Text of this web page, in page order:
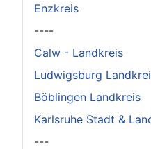
Enzkreis
----
Calw - Landkreis
Ludwigsburg
Böblingen Landkreis
Karlsruhe Stadt &
---